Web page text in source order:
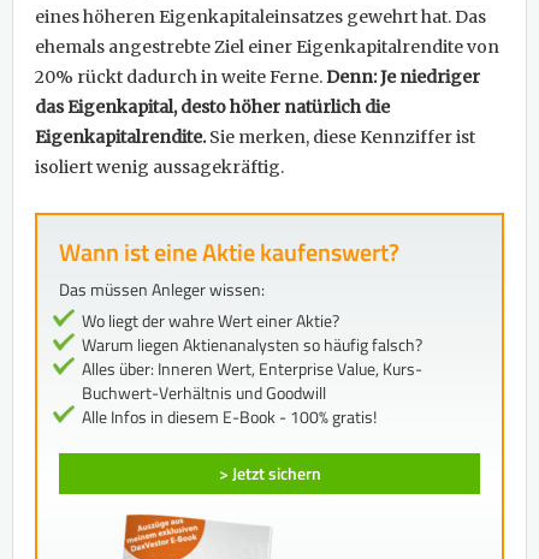
eines höheren Eigenkapitaleinsatzes gewehrt hat. Das
ehemals angestrebte Ziel einer Eigenkapitalrendite von
20% rückt dadurch in weite Ferne.Denn: Je niedriger
das Eigenkapital, desto höher natürlich die
Eigenkapitalrendite.Sie merken, diese Kennziffer ist
isoliert wenig aussagekräftig.
Wann ist eine Aktie kaufenswert?
Das müssen Anleger wissen:
Wo liegt der wahre Wert einer Aktie?
Warum liegen Aktienanalysten so häufig falsch?
Alles über: Inneren Wert, Enterprise Value, Kurs-
Buchwert-Verhältnis und Goodwill
Alle Infos in diesem E-Book - 100% gratis!
> Jetzt sichern